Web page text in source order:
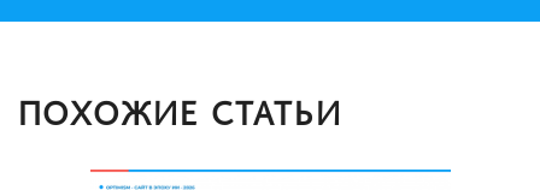
ПОХОЖИЕ СТАТЬИ